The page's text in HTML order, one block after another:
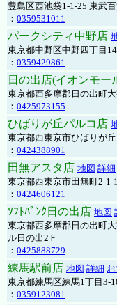
豊島区西池袋1-1-25 東
： 0359531011
パークシティ中野店
東京都中野区中野四丁目
： 0359429861
日の出店(イオンモー
東京都西多摩郡日の出町
： 0425973155
ひばりが丘パルコ店
東京都西東京市ひばりが丘
： 0424388901
田無アスタ店 地図 詳細
東京都西東京市田無町2-
： 0424606121
ｿﾌﾄﾊﾞﾝｸ日の出店 地図
東京都西多摩郡日の出町
ル日の出2Ｆ
： 0425888729
練馬駅前店 地図 詳細
東京都練馬区練馬1丁目3-
： 0359123081